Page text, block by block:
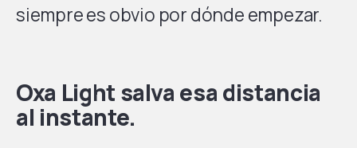
siempre es obvio por dónde empezar.
Oxa Light salva esa distancia
al instante.